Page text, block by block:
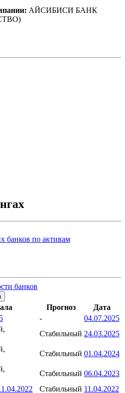
АЙСИБИСИ БАНК
банков по активам
банков
Прогноз
Дата
-
04.07.2025
Стабильный 24.03.2025
Стабильный 01.04.2024
Стабильный 06.04.2023
Стабильный 11.04.2022